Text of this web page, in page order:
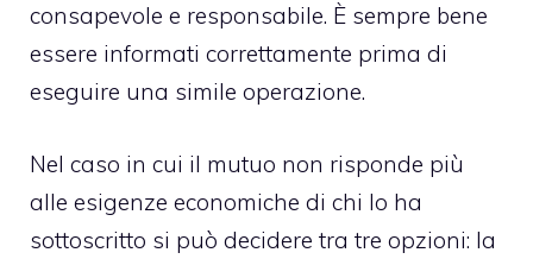
consapevole e responsabile. È sempre bene
essere informati correttamente prima di
eseguire una simile operazione.
Nel caso in cui il mutuo non risponde più
alle esigenze economiche di chi lo ha
sottoscritto si può decidere tra tre opzioni: la